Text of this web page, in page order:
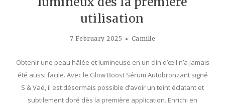
utilisation
7 February 2025 Camille
Obtenir une peau hâlée et lumineuse en un clin d’œil n’a jamais
été aussi facile. Avec le Glow Boost Sérum Autobronzant signé
S & Vaë, il est désormais possible d’avoir un teint éclatant et
subtilement doré dès la première application. Enrichi en